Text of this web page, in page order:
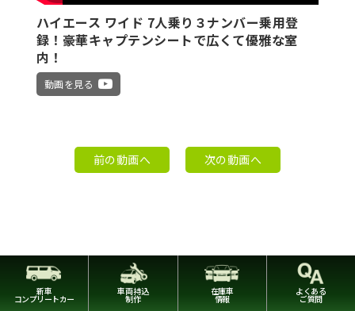
ハイエース ワイド 7人乗り３ナンバー乗用登
録！豪華キャプテンシートで広くて優雅な室
内！
動画を見る
前の動画へ 次の動画へ
新車
コンプリートカー
車両持込
制作
在庫車
情報
よくある
ご質問